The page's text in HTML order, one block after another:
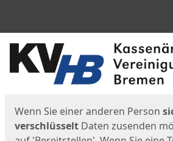
Start
Wenn Sie einer anderen Person
verschlüsselt Daten zusenden